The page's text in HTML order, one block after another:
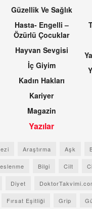
Güzellik Ve Sağlık
Hasta- Engelli –
Özürlü Çocuklar
Hayvan Sevgisi
İç Giyim
Kadın Hakları
Kariyer
Magazin
Yazılar
Araştırma Aşk
Bilgi Cilt
Diyet
Fırsat Eşitliği Grip